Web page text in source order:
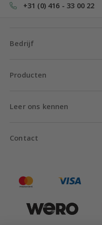
+31 (0) 416 - 33 00 22
Bedrijf
Producten
Leer ons kennen
Contact